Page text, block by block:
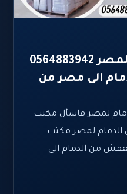
شركة شحن من الدمام لمصر 0564883942
الى مصر من
لمصر فاسأل مكتب
الدمام لمصر مكتب
من الدمام الى